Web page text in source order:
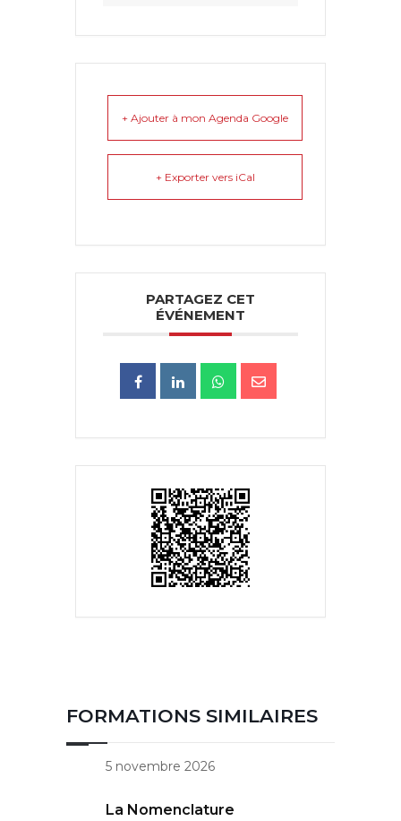
+ Ajouter à mon Agenda Google
+ Exporter vers iCal
PARTAGEZ CET
ÉVÉNEMENT
FORMATIONS SIMILAIRES
5 novembre 2026
La Nomenclature